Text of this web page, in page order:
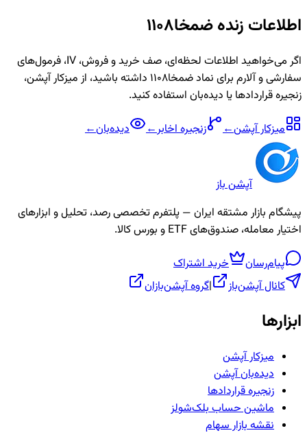
اطلاعات زندهضمخا1108
اگر می‌خواهید اطلاعات لحظه‌ای، صف خرید و فروش، IV، فرمول‌های
سفارشی و آلارم برای نمادضمخا1108
داشته باشید، از میزکار آپشن،
زنجیره قراردادها یا دیده‌بان استفاده کنید.
میزکار آپشن← زنجیرهاخابر← دیده‌بان←
آپشن باز
پیشگام بازار مشتقه ایران — پلتفرم تخصصی رصد، تحلیل و ابزارهای
اختیار معامله، صندوق‌های ETF و بورس کالا.
پیام‌رسان
خرید اشتراک
کانال آپشن‌باز
|گروه آپشن‌بازان
ابزارها
میزکار آپشن
دیده‌بان آپشن
زنجیره قراردادها
ماشین حساب بلک‌شولز
نقشه بازار سهام